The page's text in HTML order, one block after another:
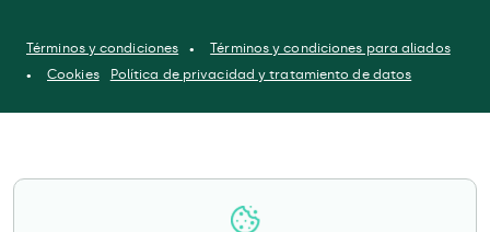
Términos y condiciones
Términos y condiciones para aliados
Cookies
Política de privacidad y tratamiento de datos